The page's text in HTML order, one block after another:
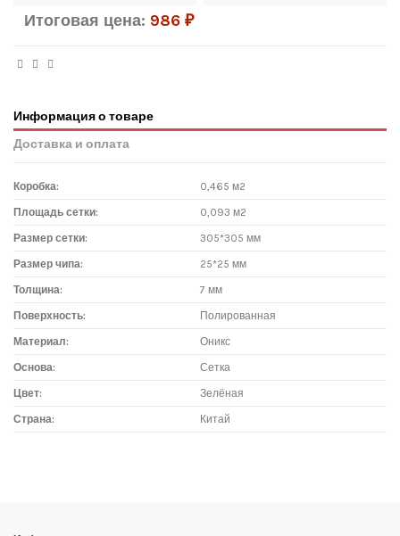
Итоговая цена: 986 ₽
Информация о товаре
Доставка и оплата
Коробка: 0,465 м2
Площадь сетки: 0,093 м2
Размер сетки: 305*305 мм
Размер чипа: 25*25 мм
Толщина: 7 мм
Поверхность: Полированная
Материал: Оникс
Основа: Сетка
Цвет: Зелёная
Страна: Китай
"Румянцево", корпус Г, вход № 11, пав. 119Г (1 этаж), тел. 8-499-